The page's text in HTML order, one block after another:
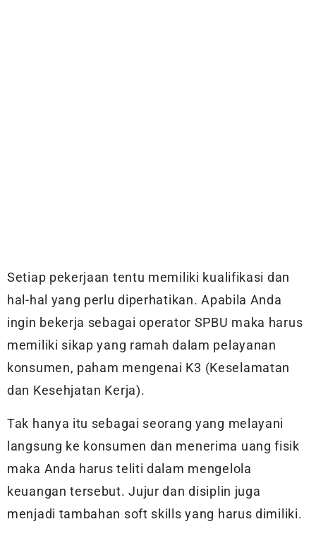
Setiap pekerjaan tentu memiliki kualifikasi dan
hal-hal yang perlu diperhatikan. Apabila Anda
ingin bekerja sebagai operator SPBU maka harus
memiliki sikap yang ramah dalam pelayanan
konsumen, paham mengenai K3 (Keselamatan
dan Kesehjatan Kerja).
Tak hanya itu sebagai seorang yang melayani
langsung ke konsumen dan menerima uang fisik
maka Anda harus teliti dalam mengelola
keuangan tersebut. Jujur dan disiplin juga
menjadi tambahan soft skills yang harus dimiliki.